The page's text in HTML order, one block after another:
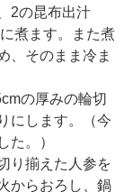
2の昆布出汁
煮ます。また煮
、そのまま冷ま
の厚みの輪切
にします。（今
た。）
り揃えた人参を
からおろし、鍋